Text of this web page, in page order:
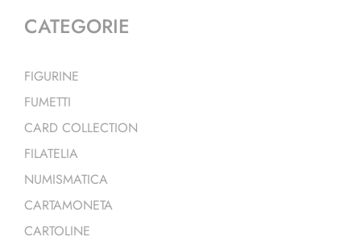
CATEGORIE
FIGURINE
FUMETTI
CARD COLLECTION
FILATELIA
NUMISMATICA
CARTAMONETA
CARTOLINE